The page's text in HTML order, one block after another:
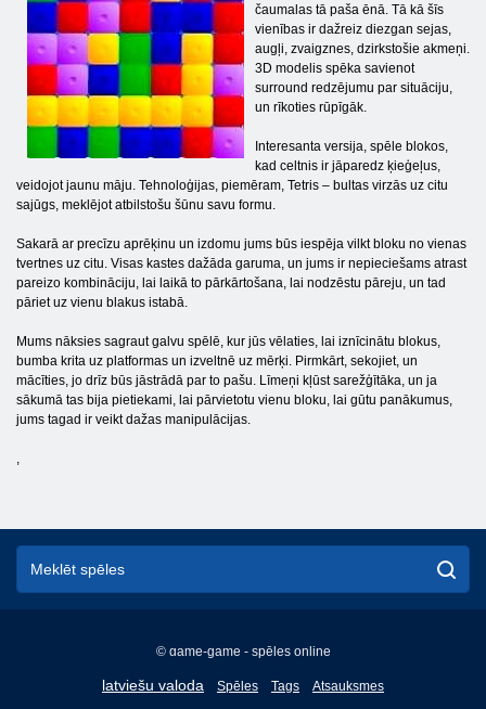
čaumalas tā paša ēnā. Tā kā šīs
vienības ir dažreiz diezgan sejas,
augļi, zvaigznes, dzirkstošie akmeņi.
3D modelis spēka savienot
surround redzējumu par situāciju,
un rīkoties rūpīgāk.
Interesanta versija, spēle blokos,
kad celtnis ir jāparedz ķieģeļus,
veidojot jaunu māju. Tehnoloģijas, piemēram, Tetris – bultas virzās uz citu
sajūgs, meklējot atbilstošu šūnu savu formu.
Sakarā ar precīzu aprēķinu un izdomu jums būs iespēja vilkt bloku no vienas
tvertnes uz citu. Visas kastes dažāda garuma, un jums ir nepieciešams atrast
pareizo kombināciju, lai laikā to pārkārtošana, lai nodzēstu pāreju, un tad
pāriet uz vienu blakus istabā.
Mums nāksies sagraut galvu spēlē, kur jūs vēlaties, lai iznīcinātu blokus,
bumba krita uz platformas un izveltnē uz mērķi. Pirmkārt, sekojiet, un
mācīties, jo drīz būs jāstrādā par to pašu. Līmeņi kļūst sarežģītāka, un ja
sākumā tas bija pietiekami, lai pārvietotu vienu bloku, lai gūtu panākumus,
jums tagad ir veikt dažas manipulācijas.
,
© game-game - spēles online
latviešu valoda
English
Spēles Tags Atsauksmes